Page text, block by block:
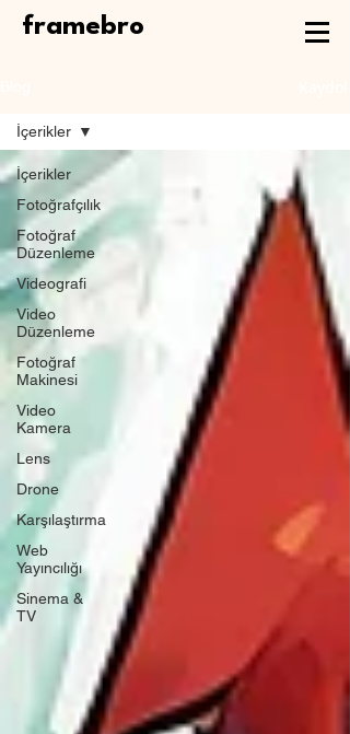
framebro
İçerikler
Fotoğrafçılık
Fotoğraf
Düzenleme
Videografi
Video
Düzenleme
Fotoğraf
Makinesi
Video
Kamera
Lens
Drone
Karşılaştırma
Web
Yayıncılığı
Sinema &
TV
İçerikler